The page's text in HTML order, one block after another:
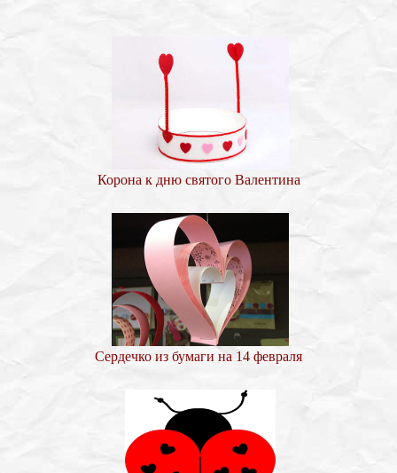
Корона к дню святого Валентина
Сердечко из бумаги на 14 февраля